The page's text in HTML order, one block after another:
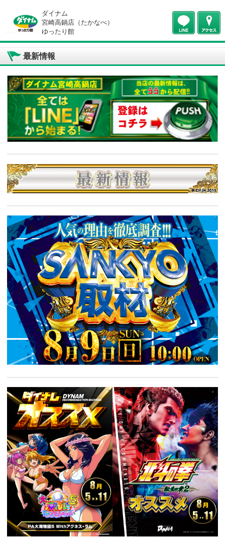
ダイナム
宮崎高鍋店（たかなべ）
ゆったり館
最新情報